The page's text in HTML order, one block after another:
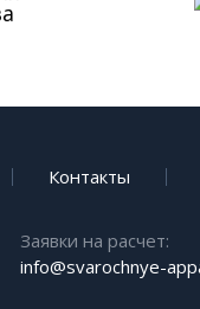
Контакты
Заявки на расчет:
info@svarochnye-